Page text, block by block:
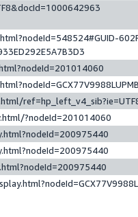
?nodeId=201014060